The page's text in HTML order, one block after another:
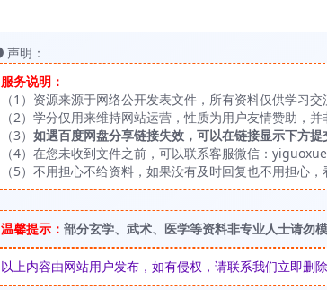
声明：
服务说明：
（1）资源来源于网络公开发表文件，所有资料仅供学习交
（2）学分仅用来维持网站运营，性质为用户友情赞助，
（3） 如遇百度网盘分享链接失效，可以在链接显示下方
（4）在您未收到文件之前，可以联系客服微信：
（5）不用担心不给资料，如果没有及时回复也不用担心
温馨提示： 部分玄学、武术、医学等资料非专业人士请勿
以上内容由网站用户发布，如有侵权，请联系我们立即删